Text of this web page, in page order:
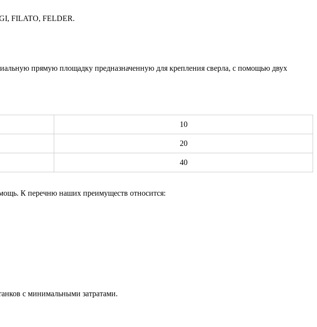
FILATO, FELDER.
прямую площадку предназначенную для крепления сверла, с помощью двух
10
20
40
К перечню наших преимуществ относится:
с минимальными затратами.